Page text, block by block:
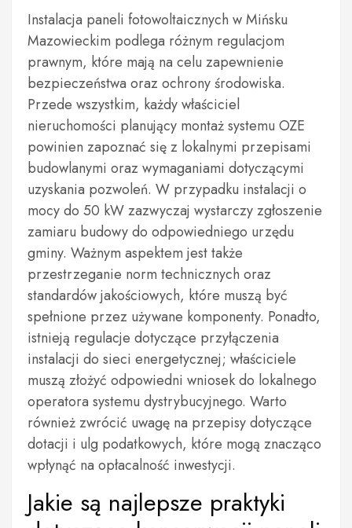
Instalacja paneli fotowoltaicznych w Mińsku
Mazowieckim podlega różnym regulacjom
prawnym, które mają na celu zapewnienie
bezpieczeństwa oraz ochrony środowiska.
Przede wszystkim, każdy właściciel
nieruchomości planujący montaż systemu OZE
powinien zapoznać się z lokalnymi przepisami
budowlanymi oraz wymaganiami dotyczącymi
uzyskania pozwoleń. W przypadku instalacji o
mocy do 50 kW zazwyczaj wystarczy zgłoszenie
zamiaru budowy do odpowiedniego urzędu
gminy. Ważnym aspektem jest także
przestrzeganie norm technicznych oraz
standardów jakościowych, które muszą być
spełnione przez używane komponenty. Ponadto,
istnieją regulacje dotyczące przyłączenia
instalacji do sieci energetycznej; właściciele
muszą złożyć odpowiedni wniosek do lokalnego
operatora systemu dystrybucyjnego. Warto
również zwrócić uwagę na przepisy dotyczące
dotacji i ulg podatkowych, które mogą znacząco
wpłynąć na opłacalność inwestycji.
Jakie są najlepsze praktyki